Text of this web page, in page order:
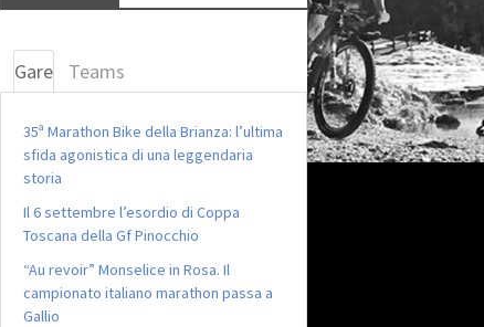
Gare Teams
35ª Marathon Bike della Brianza: l’ultima
sfida agonistica di una leggendaria
storia
Il 6 settembre l’esordio di Coppa
Toscana della Gf Pinocchio
“Au revoir” Monselice in Rosa. Il
campionato italiano marathon passa a
Gallio